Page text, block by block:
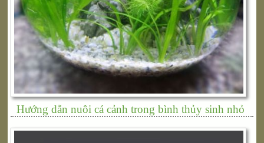
Hướng dẫn nuôi cá cảnh trong bình thủy sinh nhỏ